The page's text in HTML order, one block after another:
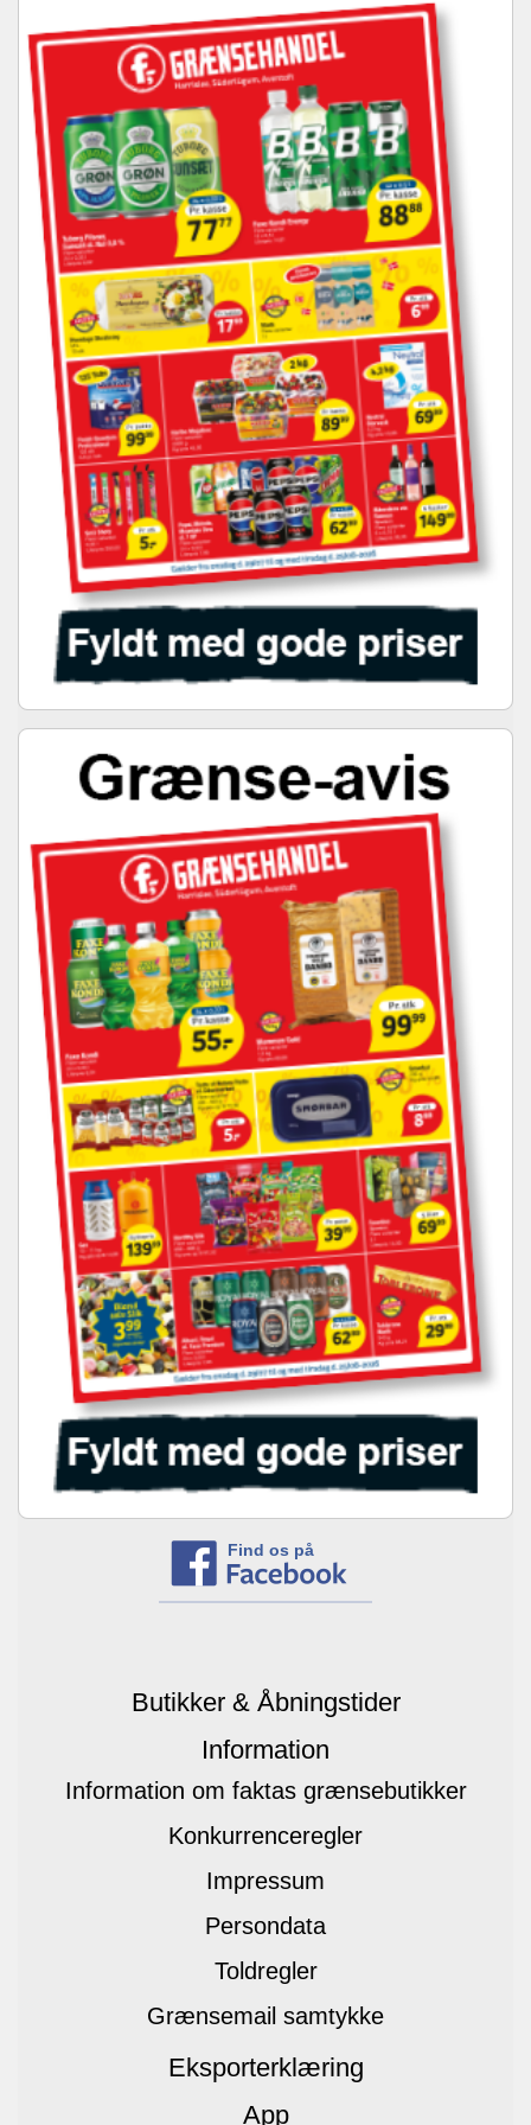
Find os på
Butikker & Åbningstider
Information
Information om faktas grænsebutikker
Konkurrenceregler
Impressum
Persondata
Toldregler
Grænsemail samtykke
Eksporterklæring
App